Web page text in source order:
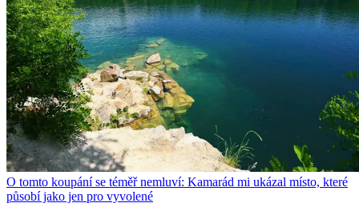
O tomto koupání se téměř nemluví: Kamarád mi ukázal místo, které
působí jako jen pro vyvolené